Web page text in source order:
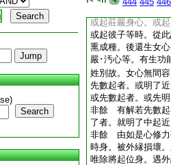
Search
或起莊嚴身心。或
或起彼子等時。從
熏成種。後還生女
嚴･汚心等。有生功
姓別故。女心無間
先數起者。或明了
或先數起者。或先
非餘 有解若先數起
了者。就明了中起
非餘 由如是心修力
時身。被外縁損壞
唯除將起位身。遇